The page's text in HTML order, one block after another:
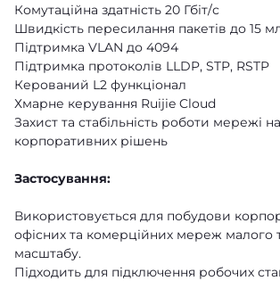
Комутаційна здатність 20 Гбіт/с
Швидкість пересилання пакетів до 15
Підтримка VLAN до 4094
Підтримка протоколів LLDP, STP, RSTP
Керований L2 функціонал
Хмарне керування Ruijie Cloud
Захист та стабільність роботи мережі на
корпоративних рішень
Застосування:
Використовується для побудови
офісних та комерційних мереж малого
масштабу.
Підходить для підключення робочих